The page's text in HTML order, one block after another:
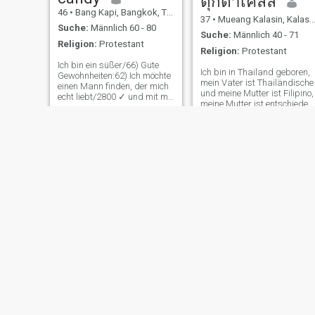
46 • Bang Kapi, Bangkok, Thailand
Suche: Männlich 60 - 80
Religion: Protestant
Ich bin ein süßer/66) Gute
Gewohnheiten:62) Ich möchte
einen Mann finden, der mich
echt liebt/2800 ✓ und mit mir
37 • Mueang Kalasin, Kalasin, Thailand
Suche: Männlich 40 - 71
Religion: Protestant
Ich bin in Thailand geboren,
mein Vater ist Thailändische
und meine Mutter ist Filipino,
meine Mutter ist entschieden